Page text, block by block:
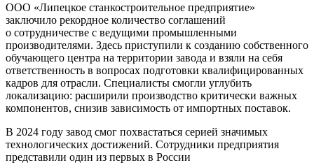
ООО «Липецкое станкостроительное предприятие»
заключило рекордное количество соглашений
о сотрудничестве с ведущими промышленными
производителями. Здесь приступили к созданию собственного
обучающего центра на территории завода и взяли на себя
ответственность в вопросах подготовки квалифицированных
кадров для отрасли. Специалисты смогли углубить
локализацию: расширили производство критически важных
компонентов, снизив зависимость от импортных поставок.
В 2024 году завод смог похвастаться серией значимых
технологических достижений. Сотрудники предприятия
представили один из первых в России